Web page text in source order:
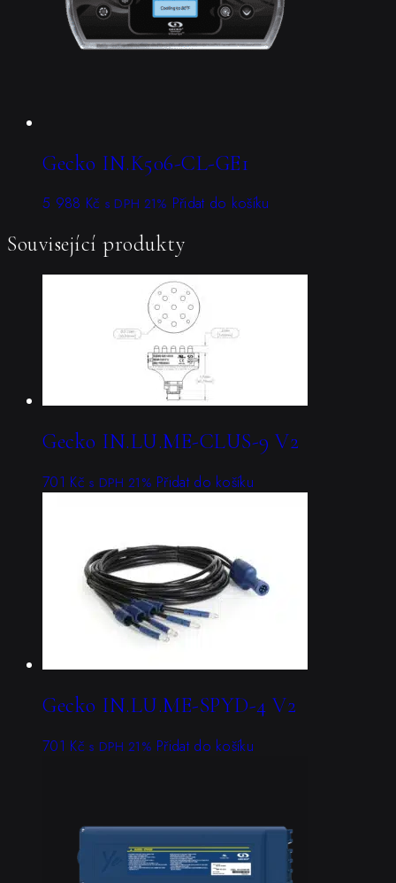
Gecko IN.K506-CL-GE1
5 988 Kč s DPH 21% Přidat do košíku
Související produkty
Gecko IN.LU.ME-CLUS-9 V2
701 Kč s DPH 21% Přidat do košíku
Gecko IN.LU.ME-SPYD-4 V2
701 Kč s DPH 21% Přidat do košíku